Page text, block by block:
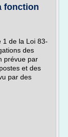
fonction
1 de la Loi 83-
des
prévue par
et des
par des